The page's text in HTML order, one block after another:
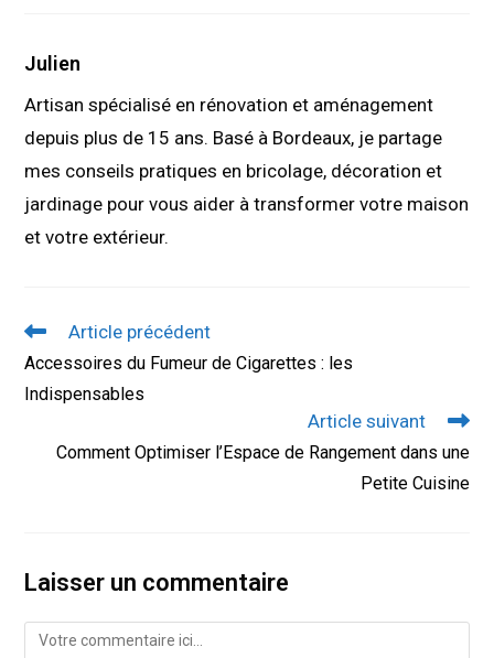
Julien
Artisan spécialisé en rénovation et aménagement
depuis plus de 15 ans. Basé à Bordeaux, je partage
mes conseils pratiques en bricolage, décoration et
jardinage pour vous aider à transformer votre maison
et votre extérieur.
Read
articles
Article précédent
Accessoires du Fumeur de Cigarettes : les
Indispensables
Article suivant
Comment Optimiser l’Espace de Rangement dans une
Petite Cuisine
Laisser un commentaire
Comment